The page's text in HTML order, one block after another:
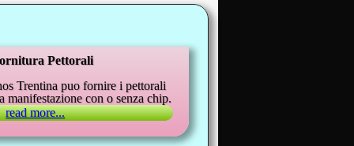
Pettorali
Trentina puo fornire i pettorali
manifestazione con o senza chip.
read more...